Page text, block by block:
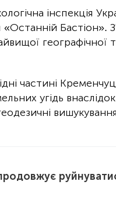
інспекція
Бастіон».
географічної
частині
угідь
вишукування